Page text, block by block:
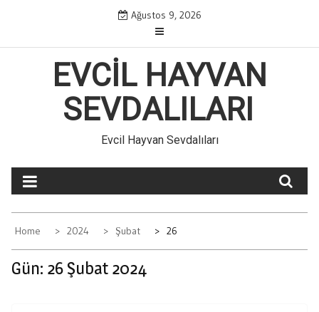
Ağustos 9, 2026
EVCIL HAYVAN
SEVDALILARI
Evcil Hayvan Sevdalıları
Home 2024 Şubat 26
Gün: 26 Şubat 2024